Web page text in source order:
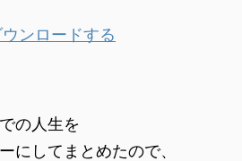
ンロードする
の人生を
にしてまとめたので、